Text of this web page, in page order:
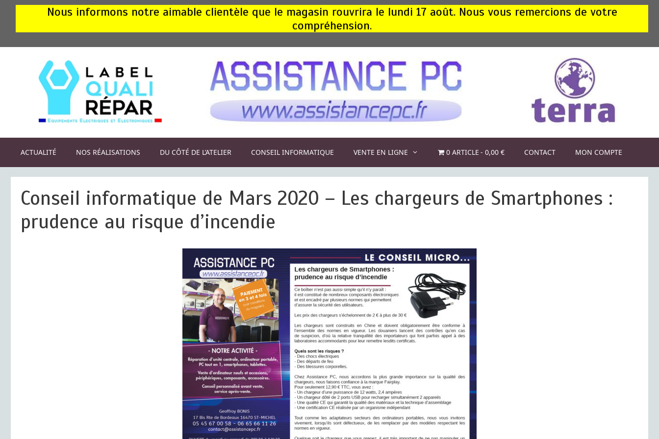
Nous informons notre aimable clientèle que le magasin rouvrira le lundi 17 août. Nous vous remercions de votre
compréhension.
ACTUALITÉ NOS RÉALISATIONS DU CÔTÉ DE L’ATELIER CONSEIL INFORMATIQUE VENTE EN LIGNE 0 ARTICLE 0,00 € CONTACT MON COMPTE
Conseil informatique de Mars 2020 – Les chargeurs de Smartphones :
prudence au risque d’incendie